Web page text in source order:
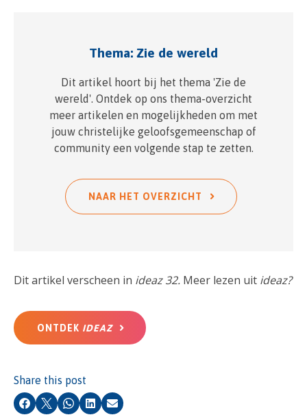
Thema: Zie de wereld
Dit artikel hoort bij het thema 'Zie de
wereld'. Ontdek op ons thema-overzicht
meer artikelen en mogelijkheden om met
jouw christelijke geloofsgemeenschap of
community een volgende stap te zetten.
NAAR HET OVERZICHT
Dit artikel verscheen in ideaz 32. Meer lezen uit ideaz?
ONTDEK IDEAZ
Share this post
Facebook
X Whatsapp
LinkedIn
Email